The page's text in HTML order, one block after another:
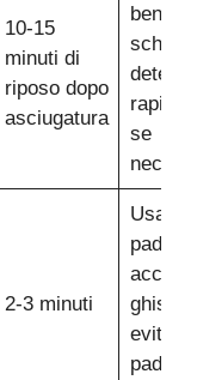
10-15
minuti di
riposo dopo
asciugatura
bene
se
2-3 minuti
Usare
acciaio
ghisa,
evitare
padelle